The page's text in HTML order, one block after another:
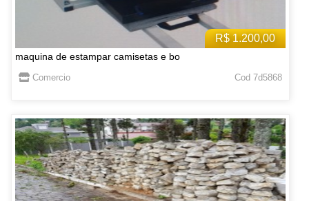
R$ 1.200,00
maquina de estampar camisetas e bo
Comercio Cod 7d5868